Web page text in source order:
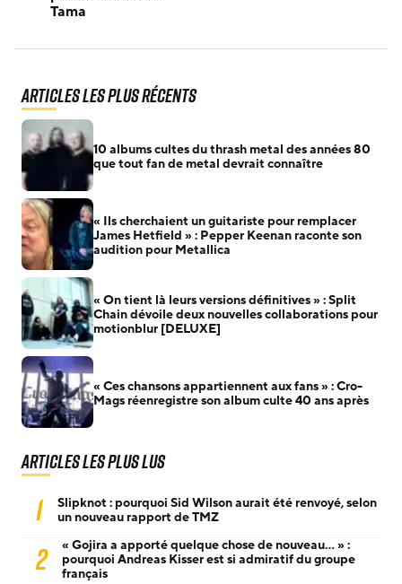
Tama
Articles les plus récents
10 albums cultes du thrash metal des années 80
que tout fan de metal devrait connaître
« Ils cherchaient un guitariste pour remplacer
James Hetfield » : Pepper Keenan raconte son
audition pour Metallica
« On tient là leurs versions définitives » : Split
Chain dévoile deux nouvelles collaborations pour
motionblur [DELUXE]
« Ces chansons appartiennent aux fans » : Cro-
Mags réenregistre son album culte 40 ans après
Articles les plus lus
1
Slipknot : pourquoi Sid Wilson aurait été renvoyé, selon
un nouveau rapport de TMZ
2
« Gojira a apporté quelque chose de nouveau… » :
pourquoi Andreas Kisser est si admiratif du groupe
français